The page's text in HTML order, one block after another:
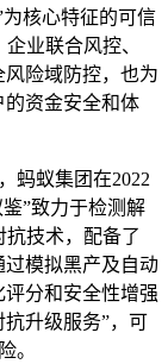
核心特征的可信
业联合风控、
险域防控，也为
的资金安全和体
蚁集团在2022
”致力于检测解
技术，配备了
模拟黑产及自动
分和安全性增强
升级服务”，可
。